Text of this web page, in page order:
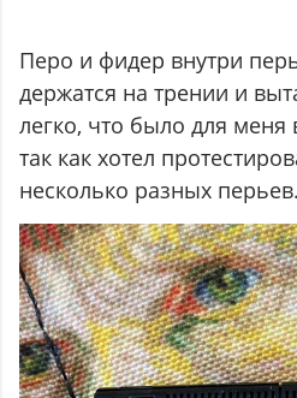
Перо и фидер внутри
держатся на трении и
легко, что было для
так как хотел
несколько разных перьев.